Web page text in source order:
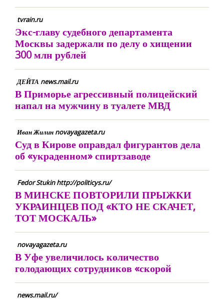
tvrain.ru
Экс-главу судебного департамента
Москвы задержали по делу о хищении
300 млн рублей
ДЕЙТА news.mail.ru
В Приморье агрессивный полицейский
напал на мужчину в туалете МВД
Иван Жилин novayagazeta.ru
Суд в Кирове оправдал фигурантов дела
об «украденном» спиртзаводе
Fedor Stukin http://politicys.ru/
В МИНСКЕ ПОВТОРИЛИ ПРЫЖКИ
УКРАИНЦЕВ ПОД «КТО НЕ СКАЧЕТ,
ТОТ МОСКАЛЬ»
novayagazeta.ru
В Уфе увеличилось количество
голодающих сотрудников «скорой
news.mail.ru/